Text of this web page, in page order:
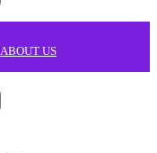
ABOUT US